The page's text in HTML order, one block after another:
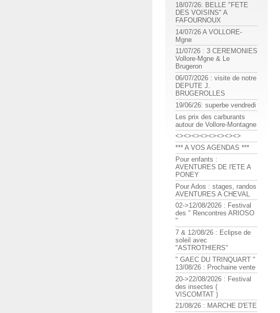
18/07/26: BELLE "FETE
DES VOISINS" A
FAFOURNOUX
14/07/26 A VOLLORE-
Mgne
11/07/26 : 3 CEREMONIES
Vollore-Mgne & Le
Brugeron
06/07/2026 : visite de notre
DEPUTE J.
BRUGEROLLES
19/06/26: superbe vendredi
Les prix des carburants
autour de Vollore-Montagne
<><><><><><><><>
*** A VOS AGENDAS ***
Pour enfants :
AVENTURES DE l'ETE A
PONEY
Pour Ados : stages, randos
AVENTURES A CHEVAL
02->12/08/2026 : Festival
des " Rencontres ARIOSO
"
7 & 12/08/26 : Eclipse de
soleil avec
"ASTROTHIERS"
" GAEC DU TRINQUART "
13/08/26 : Prochaine vente
20->22/08/2026 : Festival
des insectes (
VISCOMTAT )
21/08/26 : MARCHE D'ETE